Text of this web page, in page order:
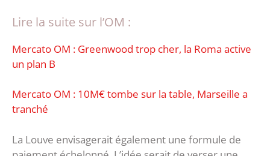
Lire la suite sur l’OM :
Mercato OM : Greenwood trop cher, la Roma active
un plan B
Mercato OM : 10M€ tombe sur la table, Marseille a
tranché
La Louve envisagerait également une formule de